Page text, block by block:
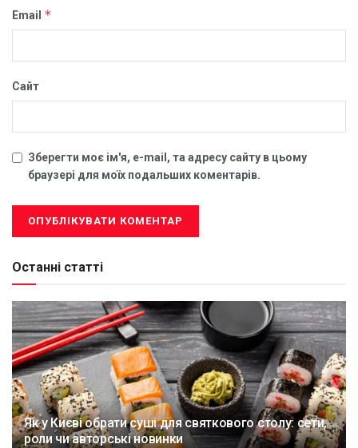
Email *
Сайт
Зберегти моє ім'я, e-mail, та адресу сайту в цьому
браузері для моїх подальших коментарів.
Останні статті
Як у Києві обрати суші для святкового столу: сети,
роли чи авторські новинки